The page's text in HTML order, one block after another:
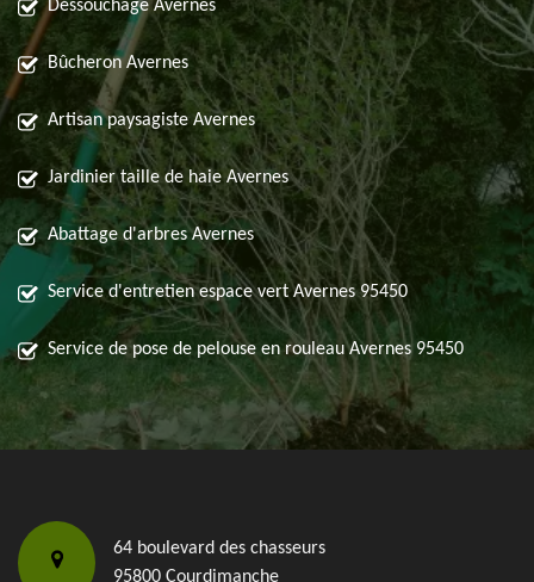
Déssouchage Avernes
Bûcheron Avernes
Artisan paysagiste Avernes
Jardinier taille de haie Avernes
Abattage d'arbres Avernes
Service d'entretien espace vert Avernes 95450
Service de pose de pelouse en rouleau Avernes 95450
64 boulevard des chasseurs
95800 Courdimanche